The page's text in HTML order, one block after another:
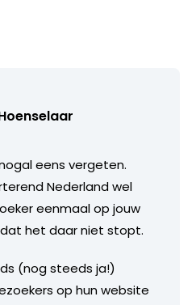
eens vergeten.
Nederland wel
eenmaal op jouw
het daar niet stopt.
(nog steeds ja!)
op hun website